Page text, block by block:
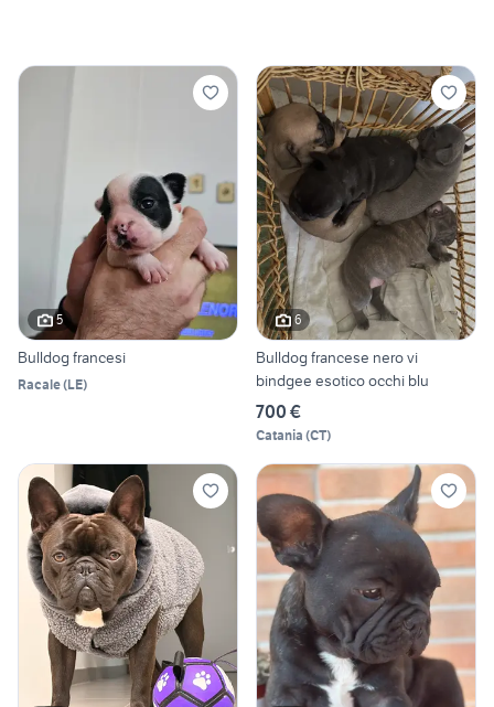
5
Bulldog francesi
Racale(LE)
6
Bulldog francese nero vi
bindgee esotico occhi blu
700 €
Catania (CT)